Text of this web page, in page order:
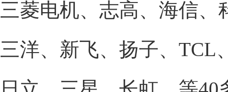
三菱电机、志高、海信、
三洋、新飞、扬子、TCL